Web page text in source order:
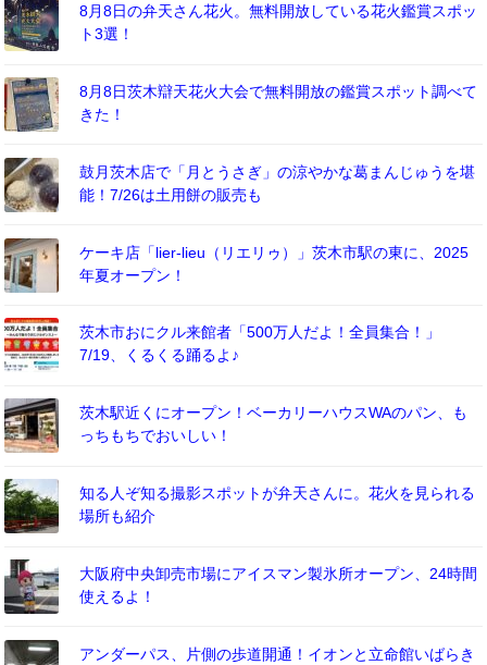
8月8日の弁天さん花火。無料開放している花火鑑賞スポッ
ト3選！
8月8日茨木辯天花火大会で無料開放の鑑賞スポット調べて
きた！
鼓月茨木店で「月とうさぎ」の涼やかな葛まんじゅうを堪
能！7/26は土用餅の販売も
ケーキ店「lier-lieu（リエリゥ）」茨木市駅の東に、2025
年夏オープン！
茨木市おにクル来館者「500万人だよ！全員集合！」
7/19、くるくる踊るよ♪
茨木駅近くにオープン！ベーカリーハウスWAのパン、も
っちもちでおいしい！
知る人ぞ知る撮影スポットが弁天さんに。花火を見られる
場所も紹介
大阪府中央卸売市場にアイスマン製氷所オープン、24時間
使えるよ！
アンダーパス、片側の歩道開通！イオンと立命館いばらき